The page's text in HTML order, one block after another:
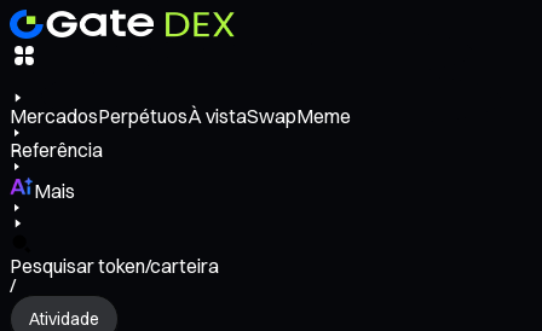
MercadosPerpétuosÀ vistaSwapMeme
Referência
Mais
Pesquisar token/carteira
/
Atividade